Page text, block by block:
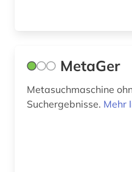
MetaGer
Metasuchmaschine
Suchergebnisse. Mehr